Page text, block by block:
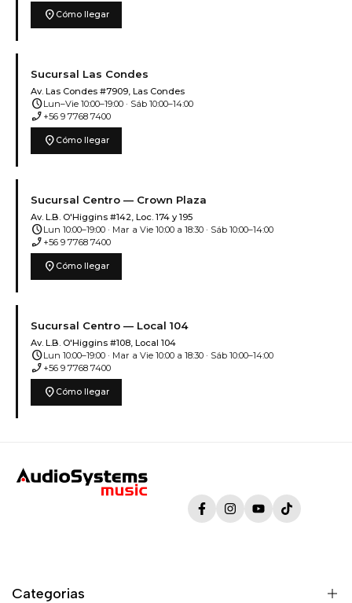
location_on Cómo llegar
Sucursal Las Condes
Av. Las Condes #7909, Las Condes
scheduleLun–Vie 10:00–19:00 · Sáb 10:00–14:00
phone_enabled +56 9 7768 7400
location_on Cómo llegar
Sucursal Centro — Crown Plaza
Av. L.B. O'Higgins #142, Loc. 174 y 195
scheduleLun 10:00–19:00 · Mar a Vie 10:00 a 18:30 · Sáb 10:00–14:00
phone_enabled +56 9 7768 7400
location_on Cómo llegar
Sucursal Centro — Local 104
Av. L.B. O'Higgins #108, Local 104
scheduleLun 10:00–19:00 · Mar a Vie 10:00 a 18:30 · Sáb 10:00–14:00
phone_enabled +56 9 7768 7400
location_on Cómo llegar
FacebookInstagramYouTubeTikTok
Categorias